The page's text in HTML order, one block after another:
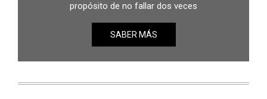
propósito de no fallar dos veces
SABER MÁS